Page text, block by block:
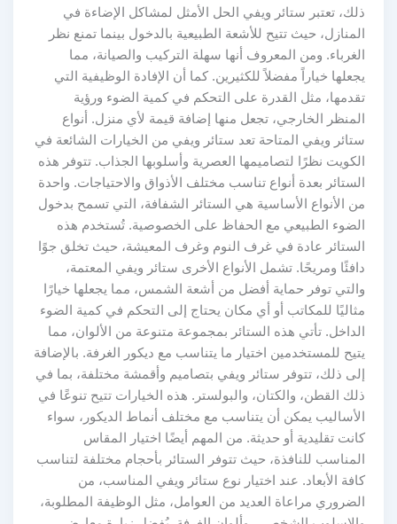
ذلك، تعتبر ستائر ويفي الحل الأمثل لمشاكل الإضاءة في
المنازل، حيث تتيح للأشعة الطبيعية بالدخول بينما تمنع نظر
الغرباء. ومن المعروف أنها سهلة التركيب والصيانة، مما
يجعلها خياراً مفضلاً للكثيرين. كما أن الإفادة الوظيفية التي
تقدمها، مثل القدرة على التحكم في كمية الضوء ورؤية
المنظر الخارجي، تجعل منها إضافة قيمة لأي منزل. أنواع
ستائر ويفي المتاحة تعد ستائر ويفي من الخيارات الشائعة في
الكويت نظرًا لتصاميمها العصرية وأسلوبها الجذاب. تتوفر هذه
الستائر بعدة أنواع تناسب مختلف الأذواق والاحتياجات. واحدة
من الأنواع الأساسية هي الستائر الشفافة، التي تسمح بدخول
الضوء الطبيعي مع الحفاظ على الخصوصية. تُستخدم هذه
الستائر عادة في غرف النوم وغرف المعيشة، حيث تخلق جوًا
دافئًا ومريحًا. تشمل الأنواع الأخرى ستائر ويفي المعتمة،
والتي توفر حماية أفضل من أشعة الشمس، مما يجعلها خيارًا
مثاليًا للمكاتب أو أي مكان يحتاج إلى التحكم في كمية الضوء
الداخل. تأتي هذه الستائر بمجموعة متنوعة من الألوان، مما
يتيح للمستخدمين اختيار ما يتناسب مع ديكور الغرفة. بالإضافة
إلى ذلك، تتوفر ستائر ويفي بتصاميم وأقمشة مختلفة، بما في
ذلك القطن، والكتان، والبولستر. هذه الخيارات تتيح تنوعًا في
الأساليب يمكن أن يتناسب مع مختلف أنماط الديكور، سواء
كانت تقليدية أو حديثة. من المهم أيضًا اختيار المقاس
المناسب للنافذة، حيث تتوفر الستائر بأحجام مختلفة لتناسب
كافة الأبعاد. عند اختيار نوع ستائر ويفي المناسب، من
الضروري مراعاة العديد من العوامل، مثل الوظيفة المطلوبة،